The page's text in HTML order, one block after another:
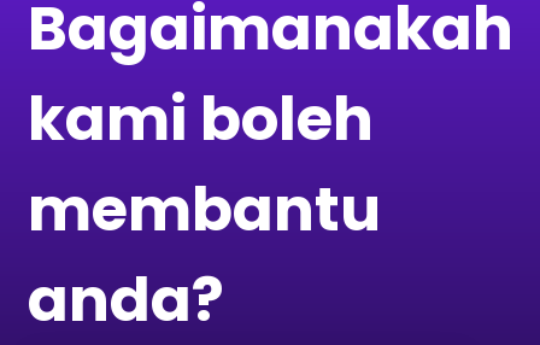
Bagaimanakah
kami boleh
membantu
anda?